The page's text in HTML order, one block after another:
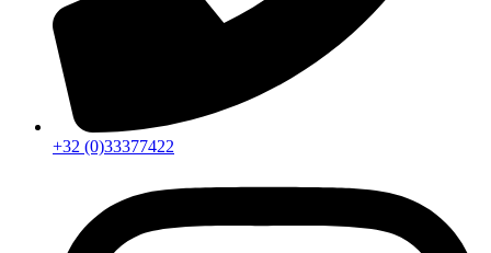
+32 (0)33377422